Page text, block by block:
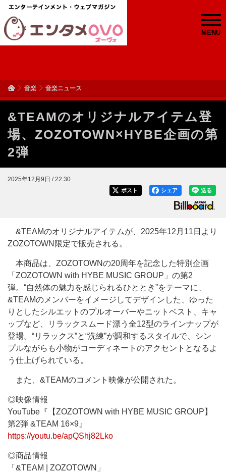
MENU
音楽 音楽ニュース
&TEAMのオリジナルアイテム登
場、ZOZOTOWN×HYBE企画の第
2弾
2025年12月9日 / 22:30
送る
シェア
ポスト
&TEAMのオリジナルアイテムが、2025年12月11日より
ZOZOTOWN限定で販売される。
本商品は、ZOZOTOWNの20周年を記念した特別企画
「ZOZOTOWN with HYBE MUSIC GROUP」の第2
弾。“自然体の魅力を感じられるひととき”をテーマに、
&TEAMのメンバーをイメージしてデザインした、ゆった
りとしたシルエットのプルオーバーやニットベスト、キャ
ップなど、リラックスムード漂う全12型のラインナップが
登場。“リラックス”と“洗練”が調和するスタイルで、シン
プルながらも小物がコーディネートのアクセントとなるよ
う仕上げられている。
また、&TEAMのコメント映像が公開された。
◎映像情報
YouTube『【ZOZOTOWN with HYBE MUSIC GROUP】
第2弾 &TEAM 16×9』
https://youtu.be/apQShj82Lko
◎商品情報
「&TEAM | ZOZOTOWN」